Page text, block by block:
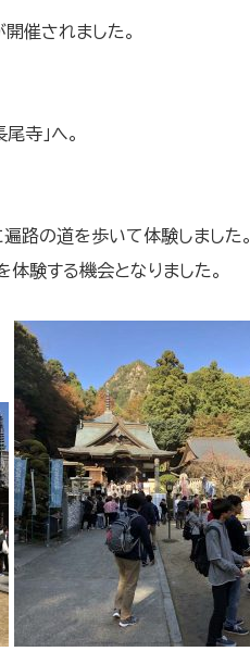
催されました。
寺」へ。
路の道を歩いて体験しました。
験する機会となりました。